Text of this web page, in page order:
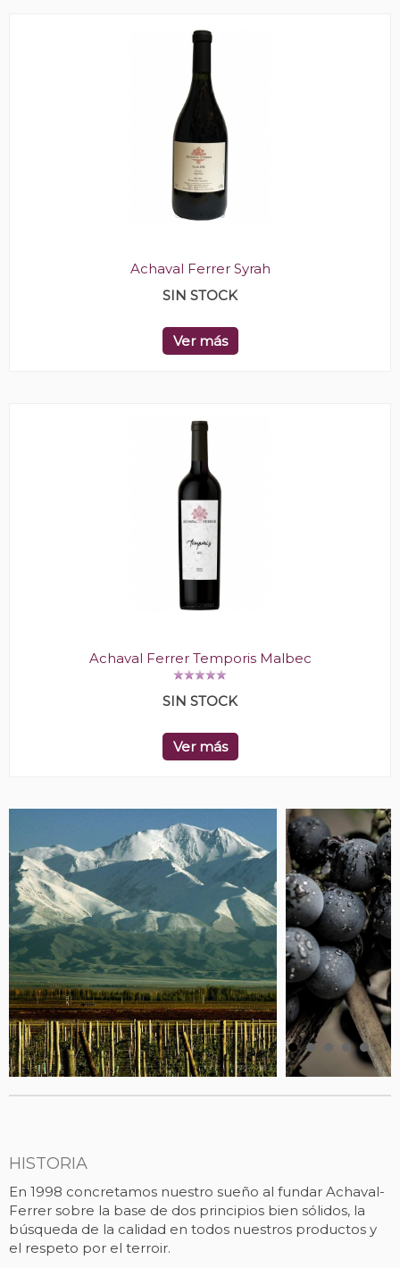
Achaval Ferrer Syrah
SIN STOCK
Ver más
Achaval Ferrer Temporis Malbec
SIN STOCK
Ver más
HISTORIA
En 1998 concretamos nuestro sueño al fundar Achaval-
Ferrer sobre la base de dos principios bien sólidos, la
búsqueda de la calidad en todos nuestros productos y
el respeto por el terroir.